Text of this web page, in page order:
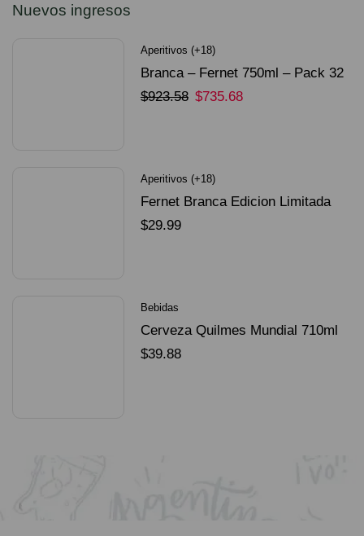
Nuevos ingresos
Aperitivos (+18)
Branca – Fernet 750ml – Pack 32
Unidades
$923.58 $735.68
Aperitivos (+18)
Fernet Branca Edicion Limitada
Dorado Mundial
$29.99
Bebidas
Cerveza Quilmes Mundial 710ml
packX4
$39.88